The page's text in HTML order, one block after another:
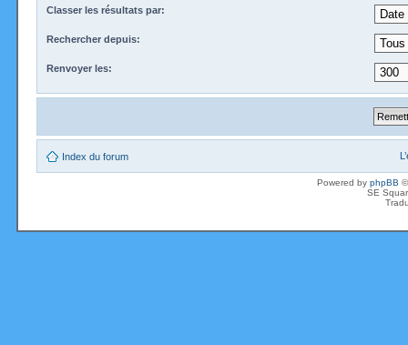
Classer les résultats par:
Rechercher depuis:
Renvoyer les:
Index du forum
Powered by phpBB
SE